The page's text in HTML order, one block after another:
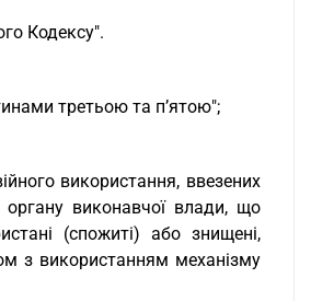
Кодексу".
третьою та п’ятою";
використання, ввезених
виконавчої влади, що
(спожиті) або знищені,
з використанням механізму